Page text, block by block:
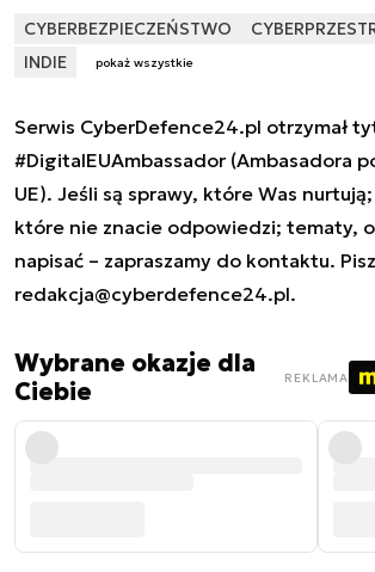
CYBERBEZPIECZEŃSTWO
INDIE
pokaż wszystkie
Serwis CyberDefence24.pl otrzymał
#DigitalEUAmbassador (Ambasadora
UE). Jeśli są sprawy, które Was
które nie znacie odpowiedzi; tematy,
napisać – zapraszamy do kontaktu.
redakcja@cyberdefence24.pl.
Wybrane okazje dla
Ciebie
REKLAMA